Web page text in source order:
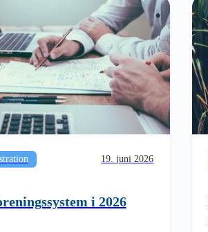
19. juni 2026
i 2026